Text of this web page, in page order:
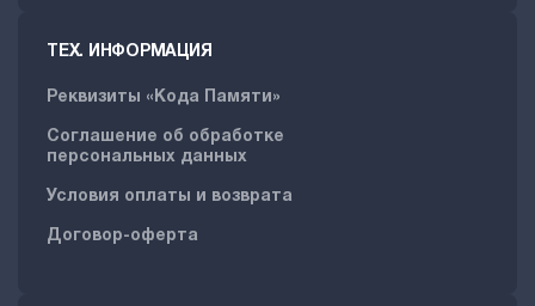
ТЕХ. ИНФОРМАЦИЯ
Реквизиты «Кода Памяти»
Соглашение об обработке
персональных данных
Условия оплаты и возврата
Договор-оферта